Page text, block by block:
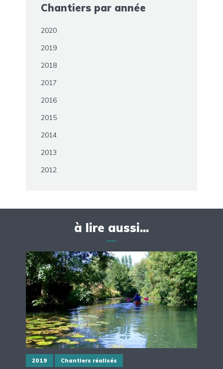
Chantiers par année
2020
2019
2018
2017
2016
2015
2014
2013
2012
à lire aussi...
2019 Chantiers réalisés